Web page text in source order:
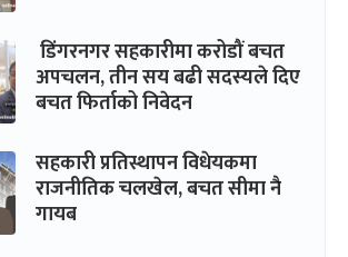
डिंगरनगर सहकारीमा करोडौं बचत
अपचलन, तीन सय बढी सदस्यले दिए
बचत फिर्ताको निवेदन
सहकारी प्रतिस्थापन विधेयकमा
राजनीतिक चलखेल, बचत सीमा नै
गायब